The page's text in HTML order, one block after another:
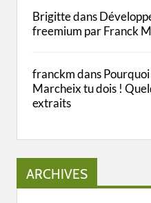
Brigittedans
freemium par Franck
franckmdans
Marcheix tu dois !
extraits
ARCHIVES